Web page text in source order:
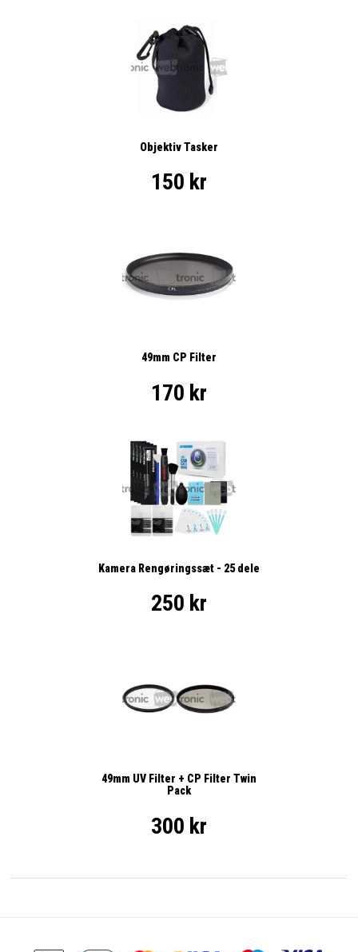
Objektiv Tasker
150 kr
49mm CP Filter
170 kr
Kamera Rengøringssæt - 25 dele
250 kr
49mm UV Filter + CP Filter Twin
Pack
300 kr